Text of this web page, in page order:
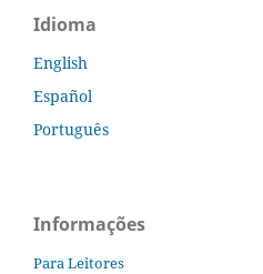
Idioma
English
Español
Português
Informações
Para Leitores